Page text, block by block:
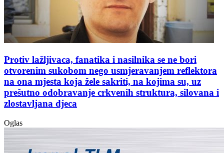
Protiv lažljivaca, fanatika i nasilnika se ne bori
otvorenim sukobom nego usmjeravanjem reflektora
na ona mjesta koja žele sakriti, na kojima su, uz
prešutno odobravanje crkvenih struktura, silovana i
zlostavljana djeca
Oglas